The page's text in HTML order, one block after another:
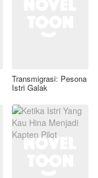
Transmigrasi: Pesona
Istri Galak